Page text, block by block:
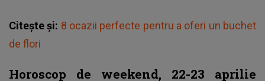
Citește și: 8 ocazii perfecte pentru a oferi un buchet
de flori
Horoscop de weekend, 22-23 aprilie